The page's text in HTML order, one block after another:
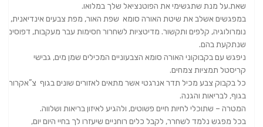
שאת.על מנת שתגשימי את הפוטנציאל שלך במלואו.
במפגשים אשלב את שיטת האורה סומא שפת האור, מפת צבעים אינדיאנית,
נומרולוגיה, קלפים ותקשור. מדיטציות לשחרור חסימות עבר מעקבות, דפוסים
שנתקעת בהם.
ניפגש עם בקבוקוני האורה סומא הצבעוניים המכילים שמן מים, גבישי
קריסטל תמציות צמחים.
כל בקבוק צבע מכיל תדר אנרגטי אשר מתאים לאזורים שונים בגוף צ”אקרות
בגוף, לבריאות והגנה.
המטרה – שתוכלי לחיות חיים פשוטים, ולהגיע לאיזון בריאות ושלווה.
בכל מפגש נלמד לשחרר, לקבל כלים רוחניים שיעזרו לך בחיי היום יום,